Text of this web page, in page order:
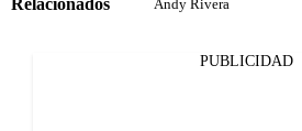
Andy Rivera
PUBLICIDAD